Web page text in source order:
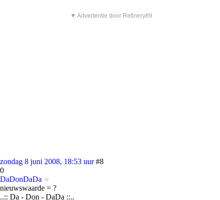
▼ Advertentie door Refinery89
zondag 8 juni 2008, 18:53 uur #8
0
DaDonDaDa
nieuwswaarde = ?
..:: Da - Don - DaDa ::..